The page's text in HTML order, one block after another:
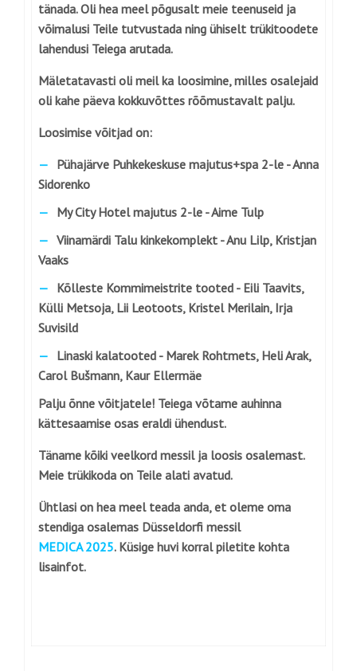
tänada. Oli hea meel põgusalt meie teenuseid ja
võimalusi Teile tutvustada ning ühiselt trükitoodete
lahendusi Teiega arutada.
Mäletatavasti oli meil ka loosimine, milles osalejaid
oli kahe päeva kokkuvõttes rõõmustavalt palju.
Loosimise võitjad on:
Pühajärve Puhkekeskuse majutus+spa 2-le -Anna
Sidorenko
My City Hotel majutus 2-le -Aime Tulp
Viinamärdi Talu kinkekomplekt -Anu Lilp, Kristjan
Vaaks
Kõlleste Kommimeistrite tooted - Eili Taavits,
Külli Metsoja, Lii Leotoots, Kristel Merilain, Irja
Suvisild
Linaski kalatooted - Marek Rohtmets, Heli Arak,
Carol Bušmann, Kaur Ellermäe
Palju õnne võitjatele! Teiega võtame auhinna
kättesaamise osas eraldi ühendust.
Täname kõiki veelkord messil ja loosis osalemast.
Meie trükikoda on Teile alati avatud.
Ühtlasi on hea meel teada anda, et oleme oma
stendiga osalemas Düsseldorfi messil
MEDICA 2025. Küsige huvi korral piletite kohta
lisainfot.